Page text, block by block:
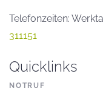
Telefonzeiten:
311151
Quicklinks
NOTRUF